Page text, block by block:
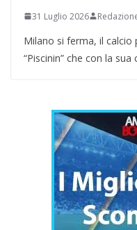
31 Luglio 2026
Milano si ferma, il calcio
“Piscinin” che con la